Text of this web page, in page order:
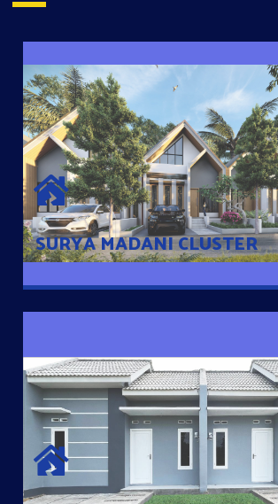
SURYA MADANI CLUSTER
SURYA MADANI CLUSTER
Desain Modern Minimalis dengan Konsep Rumah
Sehingga Memudahkan Penghuni mengakses
dengan Ponsel
SURYA MADANI DUA
Satu-satunya Hunian nyaman dengan harga subsidi
jutaan dengan lokasi strategis di Tuban